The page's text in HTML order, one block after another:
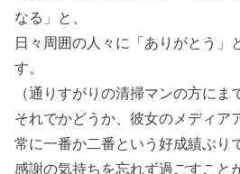
なる」と、
日々周囲の人々に「ありがとう」
す。
（通りすがりの清掃マンの方にま
それでかどうか、彼女のメディア
常に一番か二番という好成績ぶり
感謝の気持ちを忘れず過ごすこと